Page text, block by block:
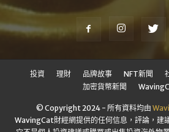
投資 理財 品牌故事 NFT新聞
加密貨幣新聞
© Copyright 2024 - 所有資料均由
WavingCat財經網提供的任何信息，評論，建